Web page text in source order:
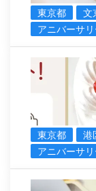
東京都 文
アニバーサ
東京都
港
アニバーサ